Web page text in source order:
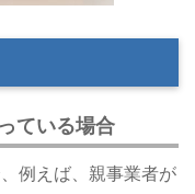
ている場合
例えば、親事業者が